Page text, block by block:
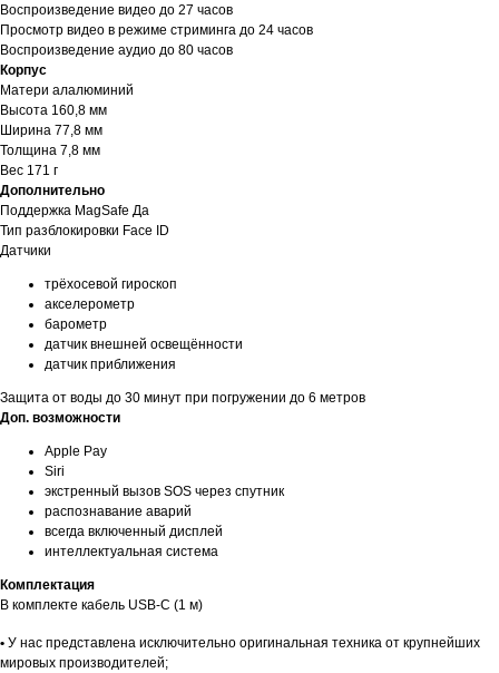
Воспроизведение видео до 27 часов
Просмотр видео в режиме стриминга до 24 часов
Воспроизведение аудио до 80 часов
Корпус
Матери алалюминий
Высота 160,8 мм
Ширина 77,8 мм
Толщина 7,8 мм
Вес 171 г
Дополнительно
Поддержка MagSafe Да
Тип разблокировки Face ID
Датчики
трёхосевой гироскоп
акселерометр
барометр
датчик внешней освещённости
датчик приближения
Защита от воды до 30 минут при погружении до 6 метров
Доп. возможности
Apple Pay
Siri
экстренный вызов SOS через спутник
распознавание аварий
всегда включенный дисплей
интеллектуальная система
Комплектация
В комплекте кабель USB-С (1 м)
• У нас представлена исключительно оригинальная техника от крупнейших
мировых производителей;
Оставить заявку
Доставка осуществляется
в кратчайшие сроки — всего 2−4 дня.
(Подробнее у менеджера)
Ответы на